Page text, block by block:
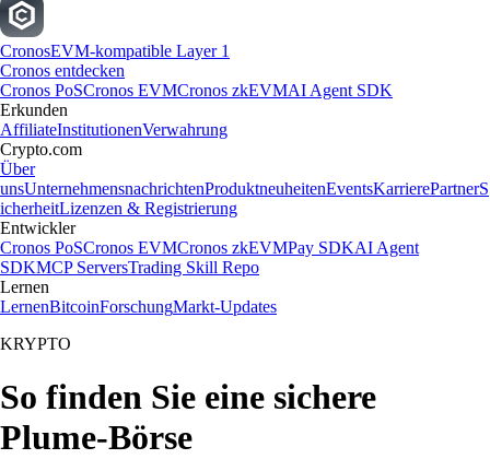
CronosEVM-kompatible Layer 1
Cronos entdecken
Cronos PoSCronos EVMCronos zkEVMAI Agent SDK
Erkunden
AffiliateInstitutionenVerwahrung
Crypto.com
Über
unsUnternehmensnachrichtenProduktneuheitenEventsKarrierePartnerS
icherheitLizenzen & Registrierung
Entwickler
Cronos PoSCronos EVMCronos zkEVMPay SDKAI Agent
SDKMCP ServersTrading Skill Repo
Lernen
LernenBitcoinForschungMarkt-Updates
KRYPTO
So finden Sie eine sichere
Plume-Börse